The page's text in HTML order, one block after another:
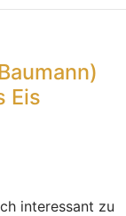
Eis
interessant zu